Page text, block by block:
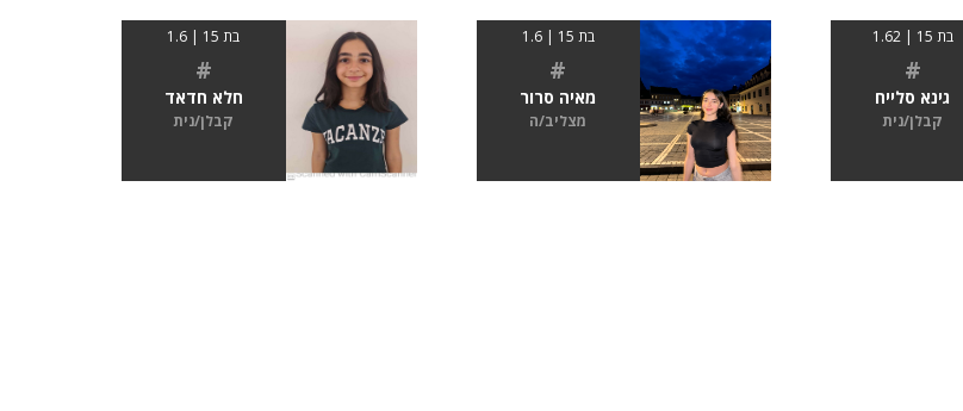
בת 15 | 1.62
#
גינא סלייח
קבלן/נית
בת 15 | 1.6
#
מאיה סרור
מצליב/ה
בת 15 | 1.6
#
חלא חדאד
קבלן/נית